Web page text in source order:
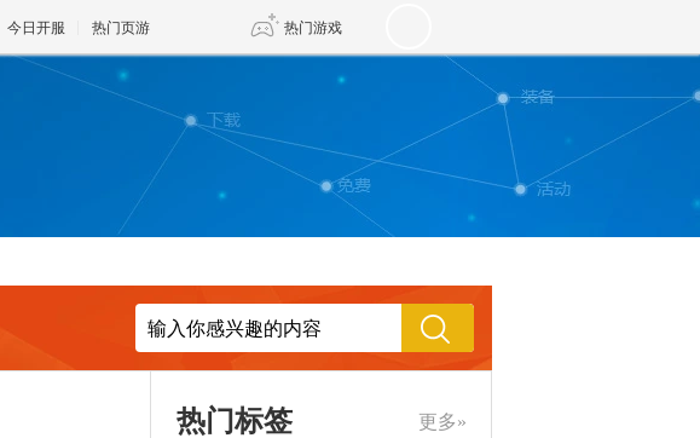
今日开服 热门页游 热门游戏
DNF 传奇4
天堂
王权与自由 诛仙世界 新仙侠5
更多»
热门标签